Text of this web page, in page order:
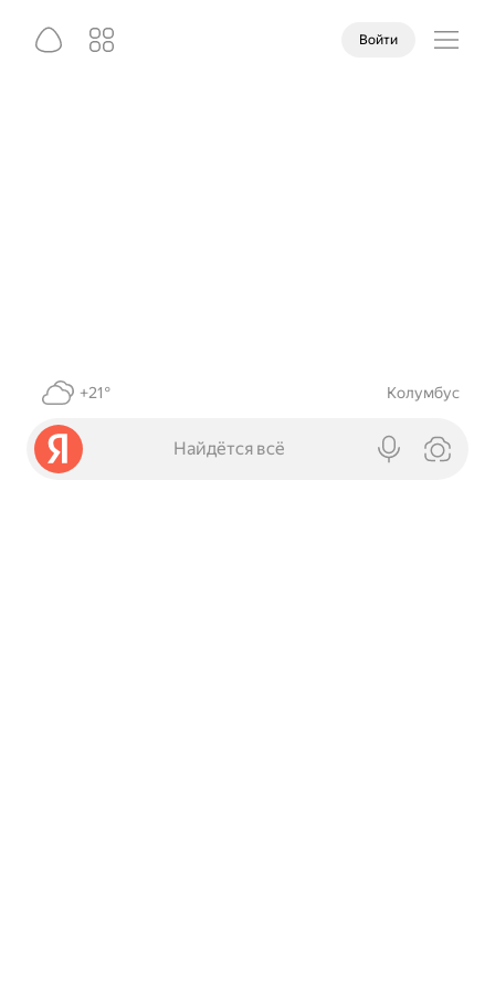
Войти
+21° Колумбус
Найдётся всё